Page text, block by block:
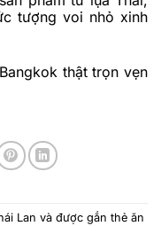
tượng voi nhỏ xinh
thật trọn vẹn
Lan và được gắn thẻ ăn